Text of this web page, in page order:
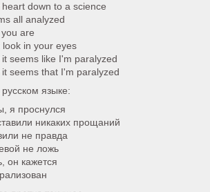
down to a science
all analyzed
are
look in your eyes
seems like I'm paralyzed
seems that I'm paralyzed
русском языке:
я проснулся
никаких прощаний
не правда
не ложь
он кажется